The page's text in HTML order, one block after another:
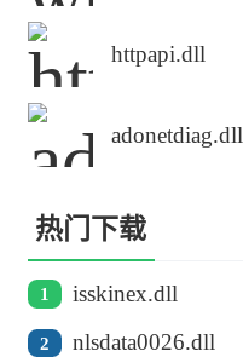
httpapi.dll
adonetdiag.dll
热门下载
1 isskinex.dll
2 nlsdata0026.dll